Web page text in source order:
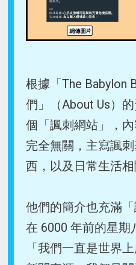
根據「The Babylon
們」（About Us）
個「諷刺網站」，
完全無關，主寫諷
西，以及日常生活相
他們的簡介也充滿
在 6000 年前的星期
「我們一直是世界